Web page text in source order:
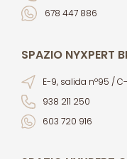
678 447 886
SPAZIO NYXPERT
E-9, salida nº95 /
938 211 250
603 720 916